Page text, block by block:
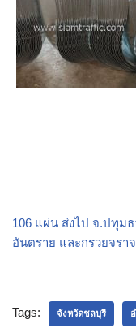
106 แผ่น ส่งไป จ.ปทุม
อันตราย และกรวยจรา
Tags: จังหวัดชลบุรี